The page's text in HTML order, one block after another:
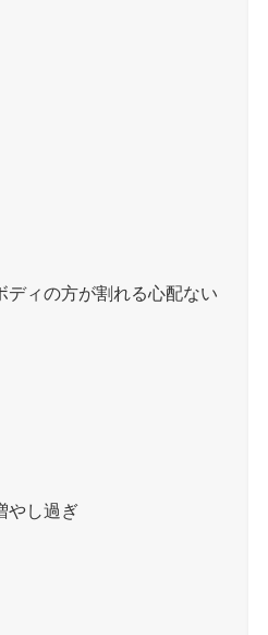
ディの方が割れる心配ない
やし過ぎ